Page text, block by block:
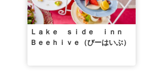
Ｌａｋｅ ｓｉｄｅ ｉｎｎ
Ｂｅｅｈｉｖｅ（びーはいぶ）